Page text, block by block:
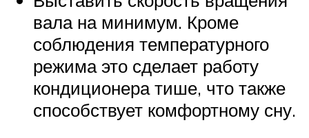
вала на минимум. Кроме
соблюдения температурного
режима это сделает работу
кондиционера тише, что также
способствует комфортному сну.